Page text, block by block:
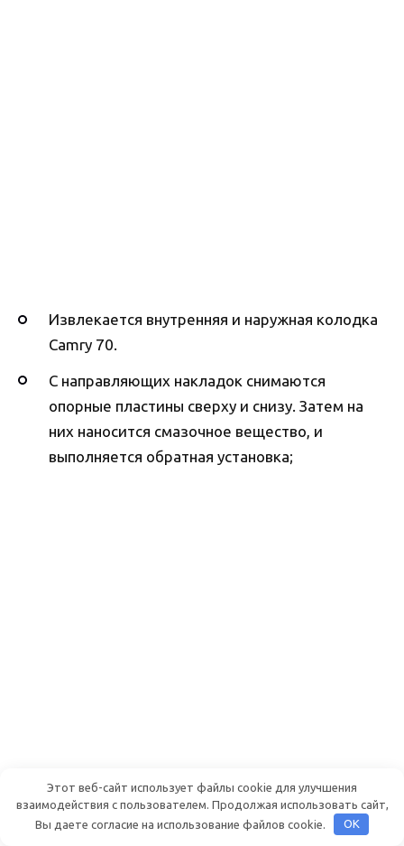
Извлекается внутренняя и наружная колодка
Camry 70.
С направляющих накладок снимаются
опорные пластины сверху и снизу. Затем на
них наносится смазочное вещество, и
выполняется обратная установка;
Этот веб-сайт использует файлы cookie для улучшения
взаимодействия с пользователем. Продолжая использовать сайт,
Вы даете согласие на использование файлов cookie.
OK